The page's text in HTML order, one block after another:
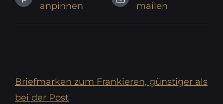
anpinnen
mailen
Briefmarken zum Frankieren, günstiger als
bei der Post